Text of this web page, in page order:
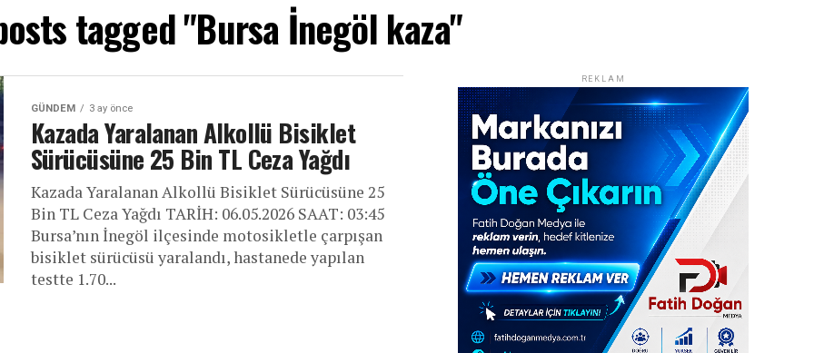
tagged "Bursa İnegöl kaza"
GÜNDEM 3 ay önce
Kazada Yaralanan Alkollü Bisiklet
Sürücüsüne 25 Bin TL Ceza Yağdı
Kazada Yaralanan Alkollü Bisiklet Sürücüsüne 25
Bin TL Ceza Yağdı TARİH: 06.05.2026 SAAT: 03:45
Bursa’nın İnegöl ilçesinde motosikletle çarpışan
bisiklet sürücüsü yaralandı, hastanede yapılan
testte 1.70...
REKLAM